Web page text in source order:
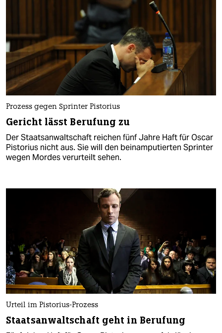
Prozess gegen Sprinter Pistorius
Gericht lässt Berufung zu
Der Staatsanwaltschaft reichen fünf Jahre Haft für Oscar
Pistorius nicht aus. Sie will den beinamputierten Sprinter
wegen Mordes verurteilt sehen.
Urteil im Pistorius-Prozess
Staatsanwaltschaft geht in Berufung